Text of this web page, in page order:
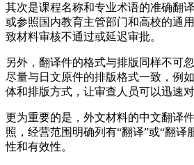
其次是课程名称和专业术语的准确翻
或参照国内教育主管部门和高校的通
致材料审核不通过或延迟审批。
另外，翻译件的格式与排版同样不可
尽量与日文原件的排版格式一致，例
体和排版方式，让审查人员可以迅速对
更为重要的是，外文材料的中文翻译
照，经营范围明确列有“翻译”或“翻
性和有效性。